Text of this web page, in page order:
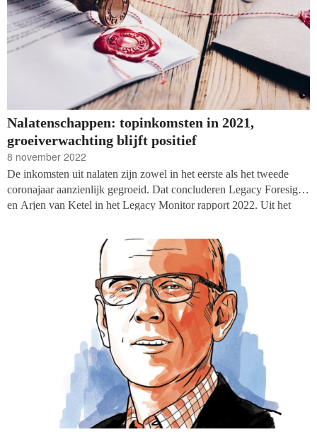
Nalatenschappen: topinkomsten in 2021,
groeiverwachting blijft positief
8 november 2022
De inkomsten uit nalaten zijn zowel in het eerste als het tweede
coronajaar aanzienlijk gegroeid. Dat concluderen Legacy Foresight
en Arjen van Ketel in het Legacy Monitor rapport 2022. Uit het
32 procent van wat goede doelen en particulieren ontvangen nu via
een testament komt. Naar verwachting zet die groei gematigd door:
met gemiddeld 2,2 procent per jaar in het komende decennium.